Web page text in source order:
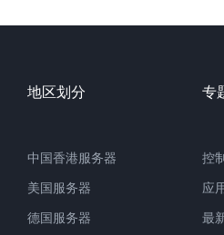
地区划分
中国香港服务器
美国服务器
德国服务器
专
控
应
最